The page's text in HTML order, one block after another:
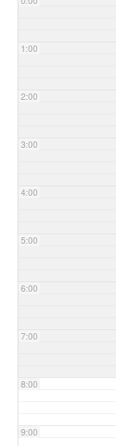
1:00
2:00
3:00
4:00
5:00
6:00
7:00
8:00
9:00